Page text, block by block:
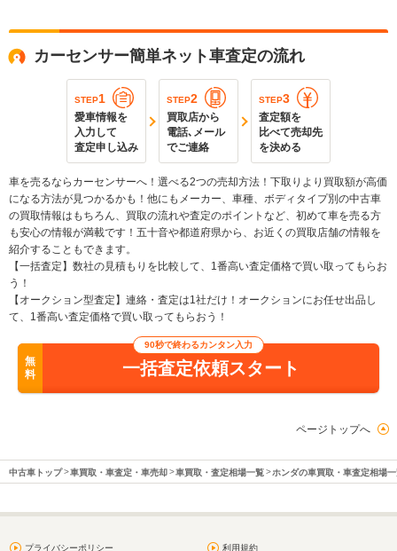
カーセンサー簡単ネット車査定の流れ
STEP1
愛車情報を
入力して
査定申し込み
STEP2
買取店から
電話､メール
でご連絡
STEP3
査定額を
比べて売却先
を決める
車を売るならカーセンサーへ！選べる2つの売却方法！下取りより買取額が高価
になる方法が見つかるかも！他にもメーカー、車種、ボディタイプ別の中古車
の買取情報はもちろん、買取の流れや査定のポイントなど、初めて車を売る方
も安心の情報が満載です！五十音や都道府県から、お近くの買取店舗の情報を
紹介することもできます。
【一括査定】数社の見積もりを比較して、1番高い査定価格で買い取ってもらお
う！
【オークション型査定】連絡・査定は1社だけ！オークションにお任せ出品し
て、1番高い査定価格で買い取ってもらおう！
無
料
90秒で終わるカンタン入力
一括査定依頼スタート
ページトップへ
中古車トップ 車買取・車査定・車売却 車買取・査定相場一覧 ホンダの車買取・車査定相場
プライバシーポリシー 利用規約